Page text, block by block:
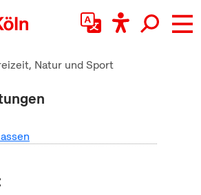
Natur und Sport